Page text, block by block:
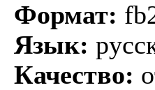
Формат:
Язык:
Качество: